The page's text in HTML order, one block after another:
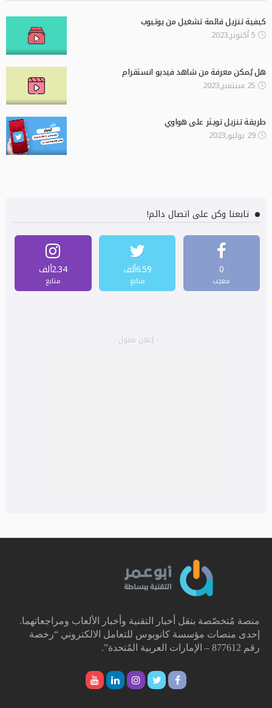
كيفية تنزيل قائمة تشغيل من يوتيوب
5 أكتوبر,2023
هل يُمكن معرفة من شاهد فيديو انستقرام
25 سبتمبر,2023
طريقة تنزيل تويتر على هواوي
29 يوليو,2023
تابعنا وكن على اتصال دائم!
0
معجب
6.59ألف
متابع
2.34ألف
متابع
- إعلان ممول -
منصة مُتخصّصة بنقل أخبار التقنية وأخبار الألعاب ومراجعاتهما.
إحدى منصات مؤسسة كانوبوس للتعامل الالكتروني “رخصة
رقم 877612 – الإمارات العربية المُتحدة”.